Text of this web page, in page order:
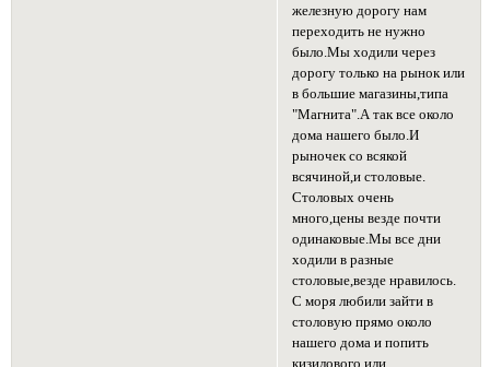
железную дорогу нам
переходить не нужно
было.Мы ходили через
дорогу только на рынок или
в большие магазины,типа
"Магнита".А так все около
дома нашего было.И
рыночек со всякой
всячиной,и столовые.
Столовых очень
много,цены везде почти
одинаковые.Мы все дни
ходили в разные
столовые,везде нравилось.
С моря любили зайти в
столовую прямо около
нашего дома и попить
кизилового или